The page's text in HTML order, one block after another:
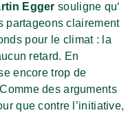
Egger souligne qu‘
partageons clairement
pour le climat : la
retard. En
encore trop de
des arguments
que contre l’initiative,